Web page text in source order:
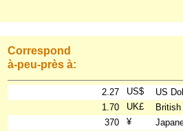
Correspond
à-peu-près à:
2.27 US$
US
1.70
UK£
British
370
¥